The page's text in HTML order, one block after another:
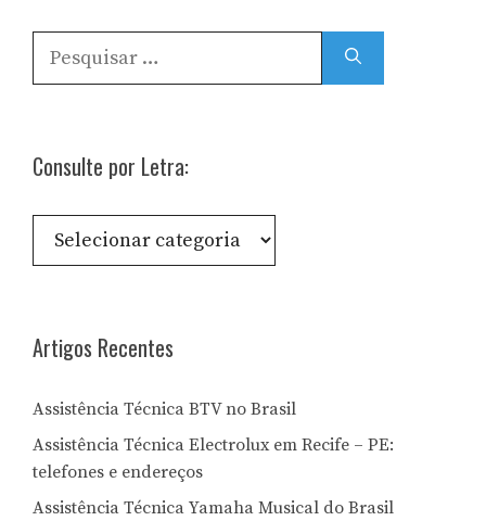
Pesquisar
por:
Consulte por Letra:
Consulte
Artigos Recentes
Assistência Técnica BTV no Brasil
Assistência Técnica Electrolux em Recife – PE:
telefones e endereços
Assistência Técnica Yamaha Musical do Brasil